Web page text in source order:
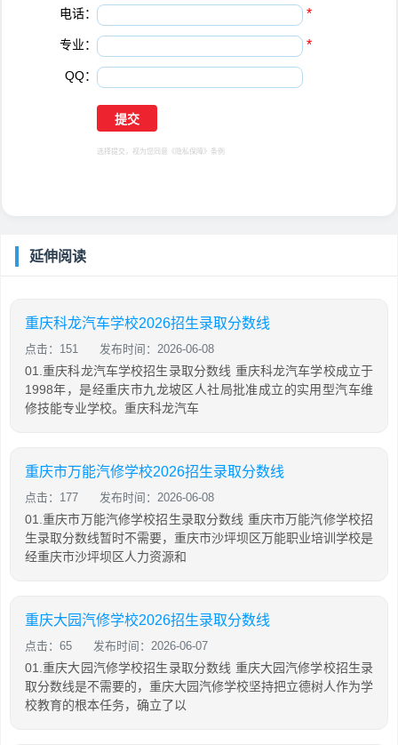
电话： *
专业： *
QQ：
选择提交，视为您同意 《隐私保障》 条例
延伸阅读
重庆科龙汽车学校2026招生录取分数线
点击：151 发布时间：2026-06-08
01.重庆科龙汽车学校招生录取分数线 重庆科龙汽车学校成立于
1998年，是经重庆市九龙坡区人社局批准成立的实用型汽车维
修技能专业学校。重庆科龙汽车
重庆市万能汽修学校2026招生录取分数线
点击：177 发布时间：2026-06-08
01.重庆市万能汽修学校招生录取分数线 重庆市万能汽修学校招
生录取分数线暂时不需要，重庆市沙坪坝区万能职业培训学校是
经重庆市沙坪坝区人力资源和
重庆大园汽修学校2026招生录取分数线
点击：65 发布时间：2026-06-07
01.重庆大园汽修学校招生录取分数线 重庆大园汽修学校招生录
取分数线是不需要的，重庆大园汽修学校坚持把立德树人作为学
校教育的根本任务，确立了以